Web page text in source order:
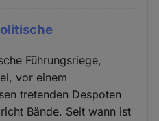
Führungsriege,
vor einem
tretenden Despoten
Bände. Seit wann ist